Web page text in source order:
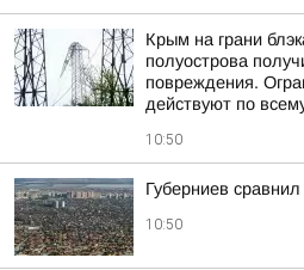
Крым на грани
полуострова
повреждения.
действуют по
10:50
Губерниев
10:50